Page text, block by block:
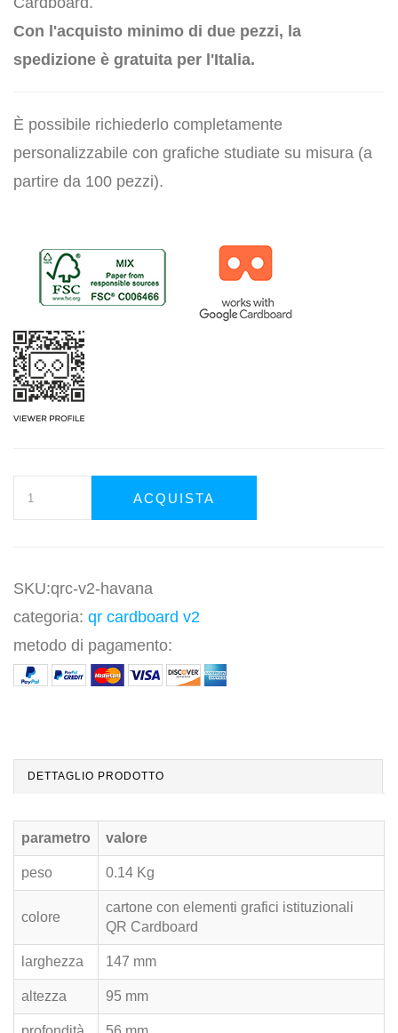
Con l'acquisto minimo di due pezzi, la
spedizione è gratuita per l'Italia.
È possibile richiederlo completamente
personalizzabile con grafiche studiate su misura (a
partire da 100 pezzi).
ACQUISTA
SKU:qrc-v2-havana
categoria: qr cardboard v2
metodo di pagamento:
DETTAGLIO PRODOTTO
parametro valore
peso 0.14 Kg
colore
cartone con elementi grafici istituzionali
QR Cardboard
larghezza 147 mm
altezza 95 mm